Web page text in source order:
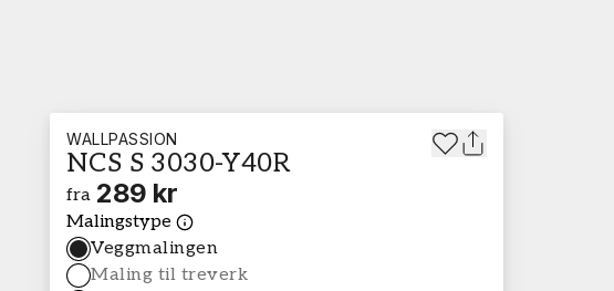
WALLPASSION
NCS S 3030-Y40R
fra 289 kr
Malingstype
Veggmalingen
Maling til treverk